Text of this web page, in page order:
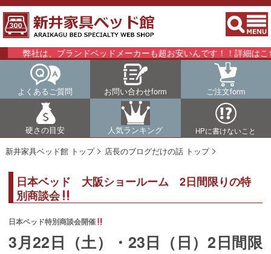
社は、ブランドベッドメーカーも超お安いんです！！詳細はこちら
よくあるご質問 お問い合わせform ご注文form
硬さの目安 人気ランキング HPに書けないこと
新井家具ベッド館 トップ 店長のブログだけの話 トップ
日本ベッド 大阪ショールーム 2日間限りの特
別商談会
日本ベッド特別商談会開催
3月22日（土）・23日（日）2日間限